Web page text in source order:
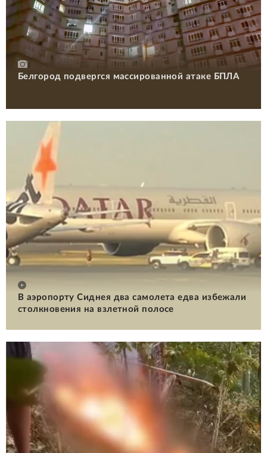
Белгород подвергся массированной атаке БПЛА
В аэропорту Сиднея два самолета едва избежали
столкновения на взлетной полосе